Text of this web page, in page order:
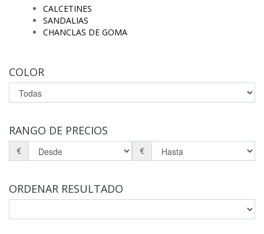
CALCETINES
SANDALIAS
CHANCLAS DE GOMA
COLOR
RANGO DE PRECIOS
€ €
ORDENAR RESULTADO